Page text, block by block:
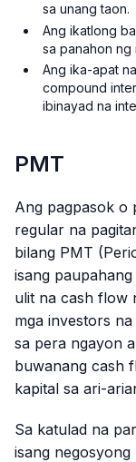
sa unang taon.
Ang ikatlong
sa panahon ng
Ang ika-apat
compound
ibinayad na
PMT
Ang pagpasok o
regular na
bilang PMT
isang
ulit na cash flow
mga investors
sa pera ngayon
buwanang cash
kapital sa ari-
Sa katulad na
isang